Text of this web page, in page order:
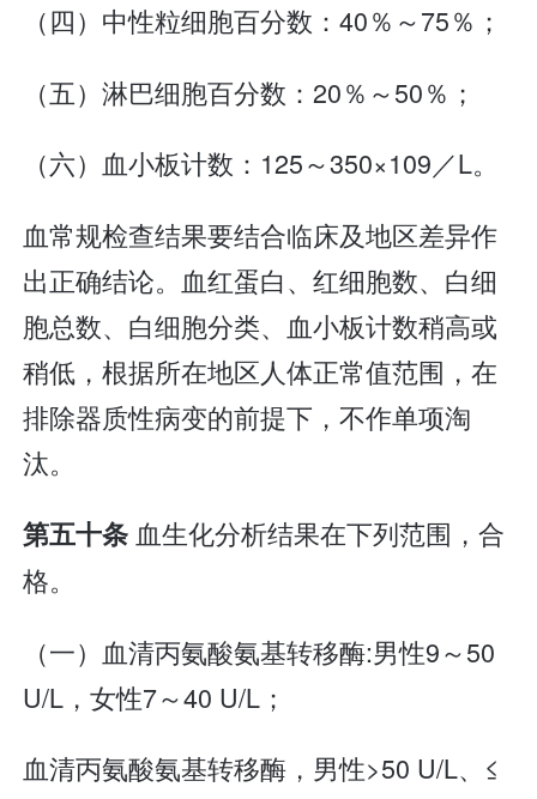
（四）中性粒细胞百分数：40％～75％；
（五）淋巴细胞百分数：20％～50％；
（六）血小板计数：125～350×109／L。
血常规检查结果要结合临床及地区差异作
出正确结论。血红蛋白、红细胞数、白细
胞总数、白细胞分类、血小板计数稍高或
稍低，根据所在地区人体正常值范围，在
排除器质性病变的前提下，不作单项淘
汰。
第五十条血生化分析结果在下列范围，合
格。
（一）血清丙氨酸氨基转移酶:男性9～50
U/L，女性7～40 U/L；
血清丙氨酸氨基转移酶，男性>50 U/L、≤